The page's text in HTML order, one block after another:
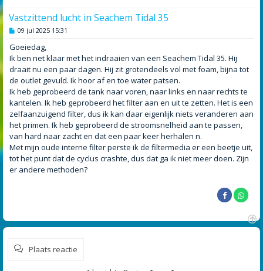
Vastzittend lucht in Seachem Tidal 35
B
r
i
c
h
09 jul 2025 15:31
Goeiedag,
Ik ben net klaar met het indraaien van een Seachem Tidal 35. Hij
draait nu een paar dagen. Hij zit grotendeels vol met foam, bijna tot
de outlet gevuld. Ik hoor af en toe water patsen.
Ik heb geprobeerd de tank naar voren, naar links en naar rechts te
kantelen. Ik heb geprobeerd het filter aan en uit te zetten. Het is een
zelfaanzuigend filter, dus ik kan daar eigenlijk niets veranderen aan
het primen. Ik heb geprobeerd de stroomsnelheid aan te passen,
van hard naar zacht en dat een paar keer herhalen n.
Met mijn oude interne filter perste ik de filtermedia er een beetje uit,
tot het punt dat de cyclus crashte, dus dat ga ik niet meer doen. Zijn
er andere methoden?
O
Plaats reactie